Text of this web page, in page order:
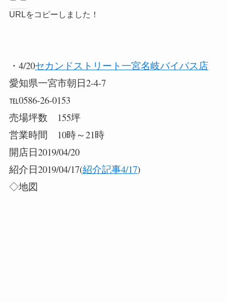
URLをコピーしました！
・4/20セカンドストリート一宮名岐バイパス店
愛知県一宮市朝日2-4-7
℡0586-26-0153
売場坪数 155坪
営業時間 10時～21時
開店日2019/04/20
紹介日2019/04/17(紹介記事4/17)
◇地図